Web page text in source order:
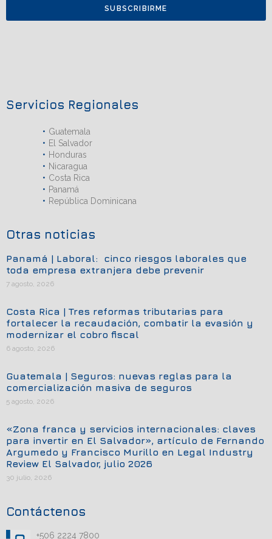
SUBSCRIBIRME
Servicios Regionales
Guatemala
El Salvador
Honduras
Nicaragua
Costa Rica
Panamá
República Dominicana
Otras noticias
Panamá | Laboral: cinco riesgos laborales que
toda empresa extranjera debe prevenir
7 agosto, 2026
Costa Rica | Tres reformas tributarias para
fortalecer la recaudación, combatir la evasión y
modernizar el cobro fiscal
6 agosto, 2026
Guatemala | Seguros: nuevas reglas para la
comercialización masiva de seguros
5 agosto, 2026
«Zona franca y servicios internacionales: claves
para invertir en El Salvador», artículo de Fernando
Argumedo y Francisco Murillo en Legal Industry
Review El Salvador, julio 2026
30 julio, 2026
Contáctenos
+506 2224 7800